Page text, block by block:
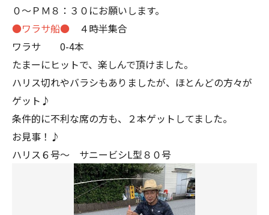
０～ＰＭ８：３０にお願いします。
●ワラサ船● ４時半集合
ワラサ 0-4本
たまーにヒットで、楽しんで頂けました。
ハリス切れやバラシもありましたが、ほとんどの方々が
ゲット♪
条件的に不利な席の方も、２本ゲットしてました。
お見事！♪
ハリス６号～ サニービシL型８０号